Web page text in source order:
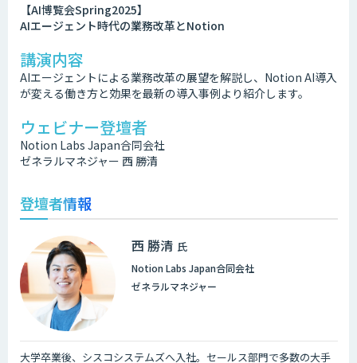
【AI博覧会Spring2025】
AIエージェント時代の業務改革とNotion
講演内容
AIエージェントによる業務改革の展望を解説し、Notion AI導入
が変える働き方と効果を最新の導入事例より紹介します。
ウェビナー登壇者
Notion Labs Japan合同会社
ゼネラルマネジャー 西 勝清
登壇者情報
西 勝清 氏
Notion Labs Japan合同会社
ゼネラルマネジャー
大学卒業後、シスコシステムズへ入社。セールス部門で多数の大手